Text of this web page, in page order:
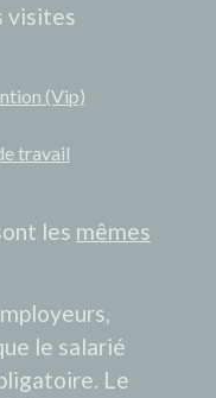
visites
(Vip)
travail
les mêmes
le salarié
Le